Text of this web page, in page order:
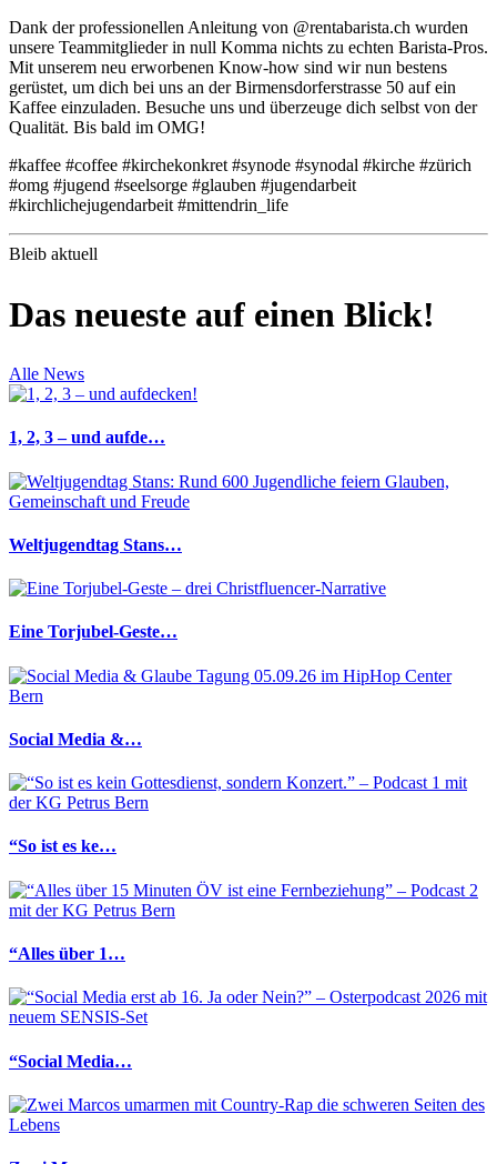
Dank der professionellen Anleitung von @rentabarista.ch wurden
unsere Teammitglieder in null Komma nichts zu echten Barista-Pros.
Mit unserem neu erworbenen Know-how sind wir nun bestens
gerüstet, um dich bei uns an der Birmensdorferstrasse 50 auf ein
Kaffee einzuladen. Besuche uns und überzeuge dich selbst von der
Qualität. Bis bald im OMG!
#kaffee #coffee #kirchekonkret #synode #synodal #kirche #zürich
#omg #jugend #seelsorge #glauben #jugendarbeit
#kirchlichejugendarbeit #mittendrin_life
Bleib aktuell
Das neueste auf einen Blick!
Alle News
1, 2, 3 – und aufde…
Weltjugendtag Stans…
Eine Torjubel-Geste…
Social Media &…
“So ist es ke…
“Alles über 1…
“Social Media…